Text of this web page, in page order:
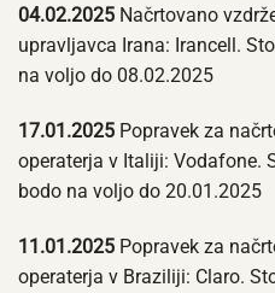
04.02.2025 Načrtovano
upravljavca Irana: Irancell.
na voljo do 08.02.2025
17.01.2025 Popravek za
operaterja v Italiji: Vodafone.
bodo na voljo do 20.01.2025
11.01.2025 Popravek za
operaterja v Braziliji: Claro.